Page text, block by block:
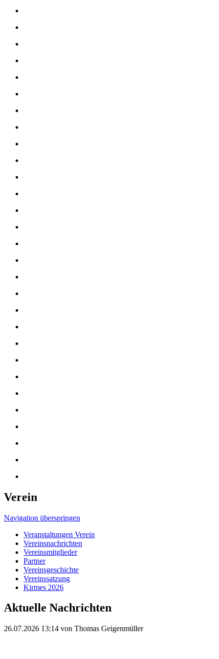
Verein
Navigation überspringen
Veranstaltungen Verein
Vereinsnachrichten
Vereinsmitglieder
Partner
Vereinsgeschichte
Vereinssatzung
Kirmes 2026
Aktuelle Nachrichten
26.07.2026 13:14 von Thomas Geigenmüller